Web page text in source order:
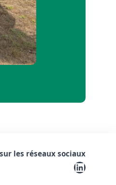
les réseaux sociaux
LinkedIn